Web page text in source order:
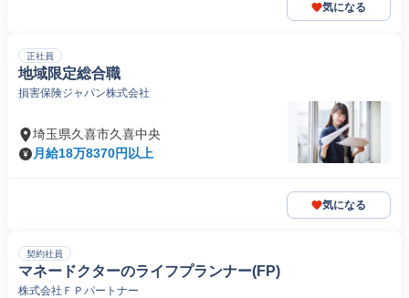
気になる
正社員
地域限定総合職
損害保険ジャパン株式会社
埼玉県久喜市久喜中央
月給18万8370円以上
気になる
契約社員
マネードクターのライフプランナー(FP)
株式会社ＦＰパートナー